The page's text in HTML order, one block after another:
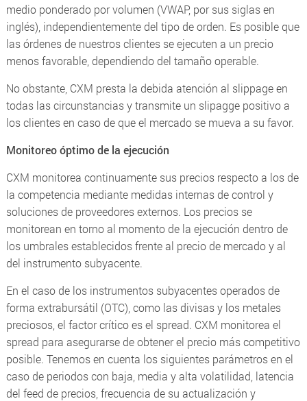
medio ponderado por volumen (VWAP, por sus siglas en
inglés), independientemente del tipo de orden. Es posible que
las órdenes de nuestros clientes se ejecuten a un precio
menos favorable, dependiendo del tamaño operable.
No obstante, CXM presta la debida atención al slippage en
todas las circunstancias y transmite un slipagge positivo a
los clientes en caso de que el mercado se mueva a su favor.
Monitoreo óptimo de la ejecución
CXM monitorea continuamente sus precios respecto a los de
la competencia mediante medidas internas de control y
soluciones de proveedores externos. Los precios se
monitorean en torno al momento de la ejecución dentro de
los umbrales establecidos frente al precio de mercado y al
del instrumento subyacente.
En el caso de los instrumentos subyacentes operados de
forma extrabursátil (OTC), como las divisas y los metales
preciosos, el factor crítico es el spread. CXM monitorea el
spread para asegurarse de obtener el precio más competitivo
posible. Tenemos en cuenta los siguientes parámetros en el
caso de periodos con baja, media y alta volatilidad, latencia
del feed de precios, frecuencia de su actualización y